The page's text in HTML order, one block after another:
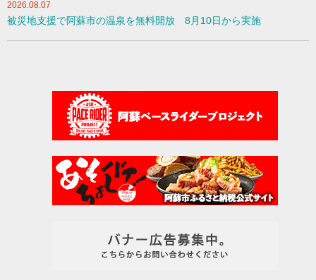
2026.08.07
被災地支援で阿蘇市の温泉を無料開放 8月10日から実施